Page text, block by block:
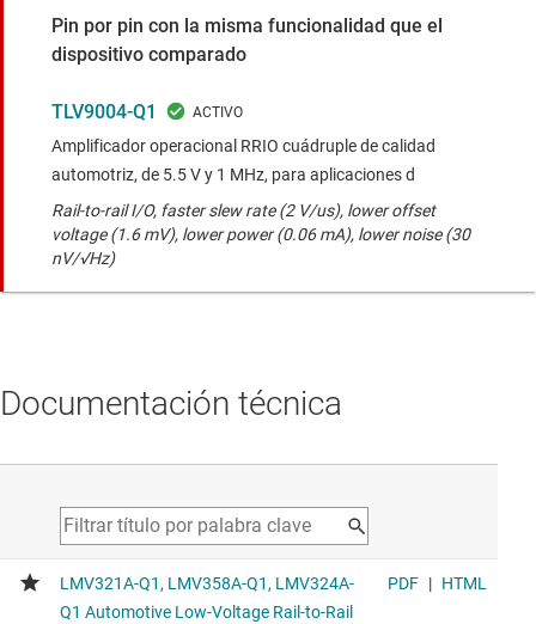
Pin por pin con la misma funcionalidad que el
dispositivo comparado
TLV9004-Q1
Amplificador operacional RRIO cuádruple de calidad
automotriz, de 5.5 V y 1 MHz, para aplicaciones d
Rail-to-rail I/O, faster slew rate (2 V/us), lower offset
voltage (1.6 mV), lower power (0.06 mA), lower noise (30
nV/√Hz)
Documentación técnica